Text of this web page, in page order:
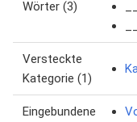
Wörter (3)
Versteckte
Kategorie (1)
Eingebundene